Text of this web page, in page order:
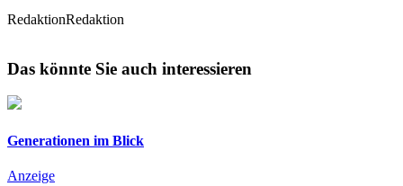
RedaktionRedaktion
Das könnte Sie auch interessieren
Generationen im Blick
Anzeige